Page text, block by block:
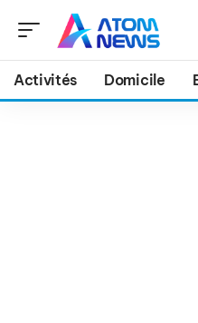
Activités Domicile